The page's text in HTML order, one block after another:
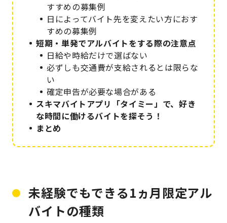
すすめの募集例
日によってバイト先を変えたい方におす
すめの募集例
短期・単発でアルバイトをする際の注意点
日給や時給だけで選ばない
必ずしも交通費が支給されるとは限らな
い
確定申告が必要な場合がある
スキマバイトアプリ「タイミー」で、好き
な時間に働けるバイトを探そう！
まとめ
未経験でもできる1ヵ月限定アル
バイトの種類